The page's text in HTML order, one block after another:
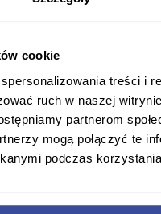
cookie
treści i
ruch w naszej
partnerom
mogą połączyć te
podczas